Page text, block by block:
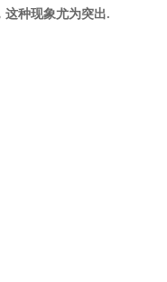
这种现象尤为突出.